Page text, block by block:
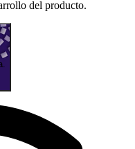
del producto.